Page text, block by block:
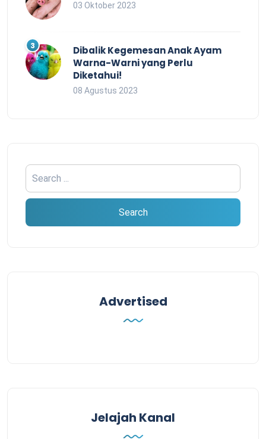
03 Oktober 2023
Dibalik Kegemesan Anak Ayam
Warna-Warni yang Perlu
Diketahui!
08 Agustus 2023
Advertised
Jelajah Kanal